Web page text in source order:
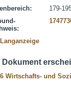
179-
Dokument
6 Wirtschafts- und